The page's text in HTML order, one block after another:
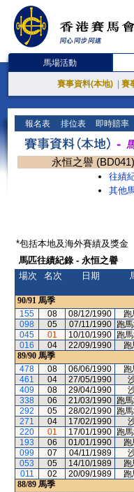
馬場活動
賽事資料(本地) 賽
報名表 排位表 即時賠率
永恒之譽
往績
其他
*包括本地及海外賽績及獎金
馬匹往績紀錄 - 永恒之譽
場次
名次 日期
90/91 馬季
155
08 08/12/1990 跑
098
05 07/11/1990 跑
045
01 10/10/1990 跑
016
04 22/09/1990 跑
89/90 馬季
478
08 06/06/1990 跑
461
04 27/05/1990
409
08 29/04/1990
338
06 21/03/1990 跑
292
05 28/02/1990 跑
271
04 17/02/1990
220
01 17/01/1990 跑
193
06 01/01/1990 跑
099
07 04/11/1989
053
05 14/10/1989 跑
011
02 20/09/1989 跑
88/89 馬季